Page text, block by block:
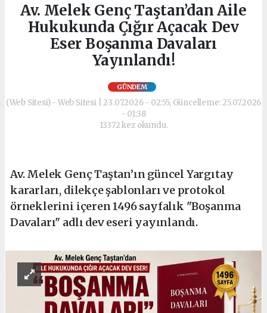
Av. Melek Genç Taştan’dan Aile
Hukukunda Çığır Açacak Dev
Eser Boşanma Davaları
Yayınlandı!
GÜNDEM
(Web Sitesi) - Web Sitesi | 23.07.2026 - 02:55, Güncelleme: 25.07.2026
- 01:38
13372 kez okundu.
Av. Melek Genç Taştan’ın güncel Yargıtay
kararları, dilekçe şablonları ve protokol
örneklerini içeren 1496 sayfalık "Boşanma
Davaları" adlı dev eseri yayınlandı.